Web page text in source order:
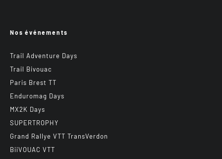
Nos événements
Trail Adventure Days
Trail Bivouac
Paris Brest TT
Enduromag Days
MX2K Days
SUPERTROPHY
Grand Rallye VTT TransVerdon
BiiVOUAC VTT